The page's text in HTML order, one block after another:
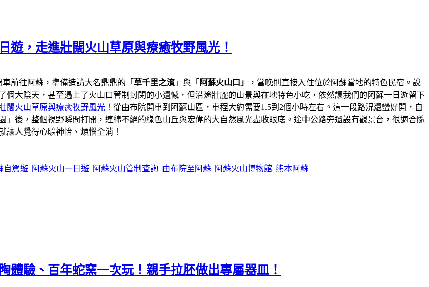
遊，走進壯闊火山草原與療癒牧野風光！
前往阿蘇，準備造訪大名鼎鼎的「 草千里之濱 」與「 阿蘇火山口」
，當晚則直接入住位於阿蘇當地的特色民宿。說
大陰天，甚至遇上了火山口管制封閉的小遺憾，但沿途壯麗的山景與在地特色小吃，依然讓我們的阿蘇一日遊留下
闊火山草原與療癒牧野風光！ 從由布院開車到阿蘇山區，車程大約需要1.5到2個小時左右。這一段路況還蠻好開，自
後，整個視野瞬間打開，連綿不絕的綠色山丘與宏偉的大自然風光盡收眼底。途中公路旁還設有觀景台，很適合隨
讓人覺得心曠神怡、煩惱全消！
自駕遊 阿蘇火山一日遊 阿蘇火山管制查詢 由布院至阿蘇 阿蘇火山博物館 熊本阿蘇
體驗、百年蛇窯一次玩！親手拉胚做出專屬器皿！